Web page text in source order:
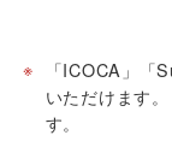
※
「ICOCA」「
いただけます
す。